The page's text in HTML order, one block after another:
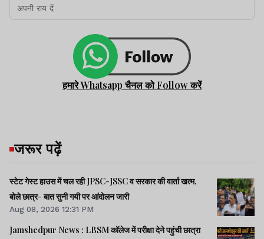
हमारे Whatsapp चैनल को Follow करें
जरूर पढ़ें
स्टेट गेस्ट हाउस में चल रही JPSC-JSSC व सरकार की वार्ता खत्म,
बोले छात्र- बात सुनी गयी पर आंदोलन जारी
Aug 08, 2026 12:31 PM
Jamshedpur News : LBSM कॉलेज में परीक्षा देने पहुंची छात्रा